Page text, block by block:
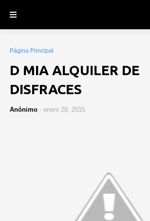
Página Principal
D MIA ALQUILER DE
DISFRACES
Anónimo - enero 28, 2015